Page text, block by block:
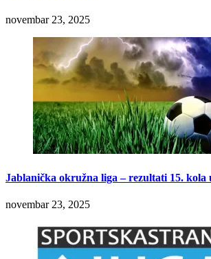
novembar 23, 2025
Jablanička okružna liga – rezultati 15. kola
novembar 23, 2025